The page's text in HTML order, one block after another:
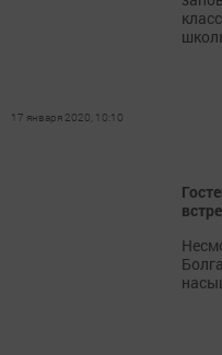
17 января 2020, 10:10